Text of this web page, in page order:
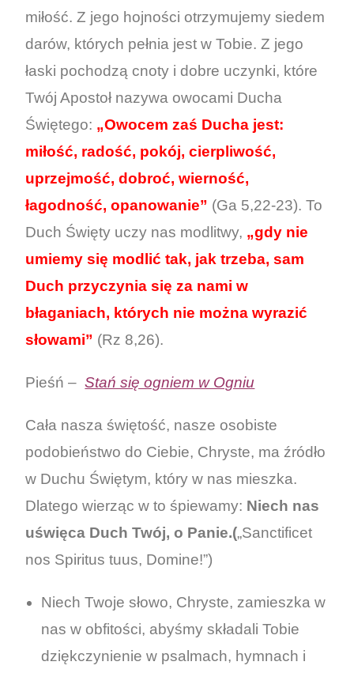
miłość. Z jego hojności otrzymujemy siedem
darów, których pełnia jest w Tobie. Z jego
łaski pochodzą cnoty i dobre uczynki, które
Twój Apostoł nazywa owocami Ducha
Świętego: „Owocem zaś Ducha jest:
miłość, radość, pokój, cierpliwość,
uprzejmość, dobroć, wierność,
łagodność, opanowanie” (Ga 5,22-23). To
Duch Święty uczy nas modlitwy, „gdy nie
umiemy się modlić tak, jak trzeba, sam
Duch przyczynia się za nami w
błaganiach, których nie można wyrazić
słowami” (Rz 8,26).
Pieśń –Stań się ogniem w Ogniu
Cała nasza świętość, nasze osobiste
podobieństwo do Ciebie, Chryste, ma źródło
w Duchu Świętym, który w nas mieszka.
Dlatego wierząc w to śpiewamy: Niech nas
uświęca Duch Twój, o Panie.(„Sanctificet
nos Spiritus tuus, Domine!”)
Niech Twoje słowo, Chryste, zamieszka w
nas w obfitości, abyśmy składali Tobie
dziękczynienie w psalmach, hymnach i